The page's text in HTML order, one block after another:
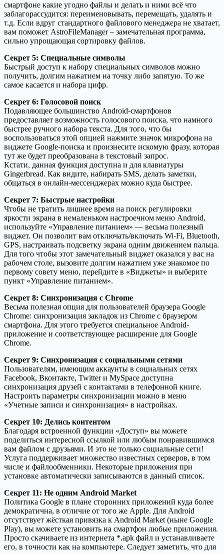
смартфоне какие угодно файлы и делать и ними всё что
заблагорассудится: переименовывать, перемещать, удалять и
т.д. Если вдруг стандартного файлового менеджера не хватает,
вам поможет AstroFileManager – замечательная программа,
сильно упрощающая сортировку файлов.
Секрет 5: Специальные символы
Быстрый доступ к набору специальных символов можно
получить, долгим нажатием на точку либо запятую. То же
самое касается и набора цифр.
Секрет 6: Голосовой поиск
Подавляющее большинство Android-смартфонов
предоставляет возможность голосового поиска, что намного
быстрее ручного набора текста. Для того, что бы
воспользоваться этой опцией нажмите значок микрофона на
виджете Google-поиска и произнесите искомую фразу, которая
тут же будет преобразована в текстовый запрос.
Кстати, данная функция доступна и для клавиатуры
Gingerbread. Как видите, набирать SMS, делать заметки,
общаться в онлайн-мессенджерах можно куда быстрее.
Секрет 7: Быстрые настройки
Чтобы не тратить лишнее время на поиск регулировки
яркости экрана в немаленьком настроечном меню Android,
используйте «Управление питанием» — весьма полезный
виджет. Он позволит вам отключать/включать Wi-Fi, Bluetooth,
GPS, настраивать подсветку экрана одним движением пальца.
Для того чтобы этот замечательный виджет оказался у вас на
рабочем столе, вызовите долгим нажатием уже знакомое по
первому совету меню, перейдите в «Виджеты» и выберите
пункт «Управление питанием».
Секрет 8: Синхронизация с Chrome
Весьма полезная опция для пользователей браузера Google
Chrome: синхронизация закладок из Chrome с браузером
смартфона. Для этого требуется специальное Android-
приложение и соответствующее расширение для Google
Chrome.
Секрет 9: Синхронизация с социальными сетями
Пользователям, имеющим аккаунты в социальных сетях
Facebook, Вконтакте, Twitter и MySpace доступна
синхронизация друзей с контактами в телефонной книге.
Настроить параметры синхронизации можно в меню
«Учетные записи и синхронизация» в настройках.
Секрет 10: Делись контентом
Благодаря встроенной функции «Доступ» вы можете
поделиться интересной ссылкой или любым понравившимся
вам файлом с друзьями. И это не только социальные сети!
Услуга поддерживает множество известных серверов, в том
числе и файлообменники. Некоторые приложения при
установке автоматически записываются в данный список.
Секрет 11: Не одним Android Market
Политика Google в плане сторонних приложений куда более
демократична, в отличие от того же Apple. Для Android
отсутствует жёсткая привязка к Android Market (ныне Google
Play), вы можете установить на смартфон любые приложения.
Просто скачиваете из интернета *.apk файл и устанавливаете
его, в точности как на компьютере. Следует заметить, что для